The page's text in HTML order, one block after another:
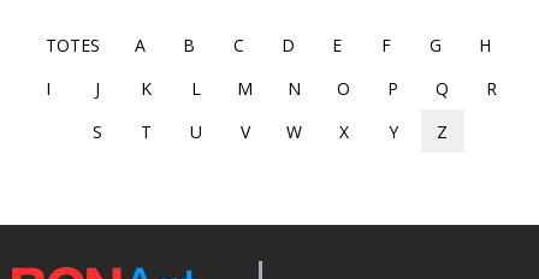
TOTES A B C D E F G
H
I
J K L M N O P Q
R
S
T U V W X Y Z